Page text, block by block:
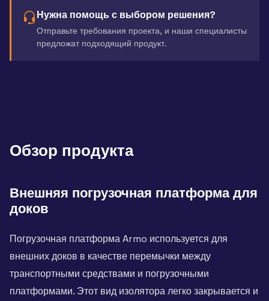
Нужна помощь с выбором решения?
Отправьте требования проекта, и наши специалисты
предложат подходящий продукт.
Обзор продукта
Внешняя погрузочная платформа для
доков
Погрузочная платформа Armo используется для
внешних доков в качестве перемычки между
транспортными средствами и погрузочными
платформами. Этот вид изолятора легко закрывается и